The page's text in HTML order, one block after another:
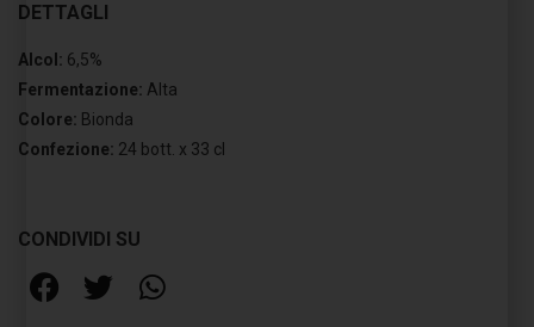
DETTAGLI
Alcol: 6,5%
Fermentazione: Alta
Colore: Bionda
Confezione: 24 bott. x 33 cl
CONDIVIDI SU